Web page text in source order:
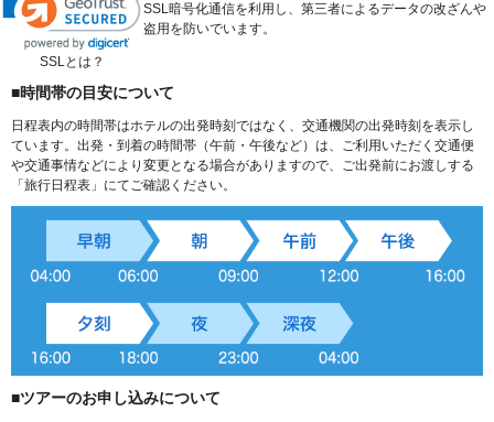
SSLとは？
SSL暗号化通信を利用し、第三者によるデータの改ざんや
盗用を防いでいます。
■時間帯の目安について
日程表内の時間帯はホテルの出発時刻ではなく、交通機関の出発時刻を表示し
ています。出発・到着の時間帯（午前・午後など）は、ご利用いただく交通便
や交通事情などにより変更となる場合がありますので、ご出発前にお渡しする
「旅行日程表」にてご確認ください。
■ツアーのお申し込みについて